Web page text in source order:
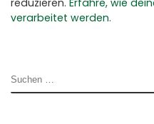
verarbeitet werden.
SUCHE